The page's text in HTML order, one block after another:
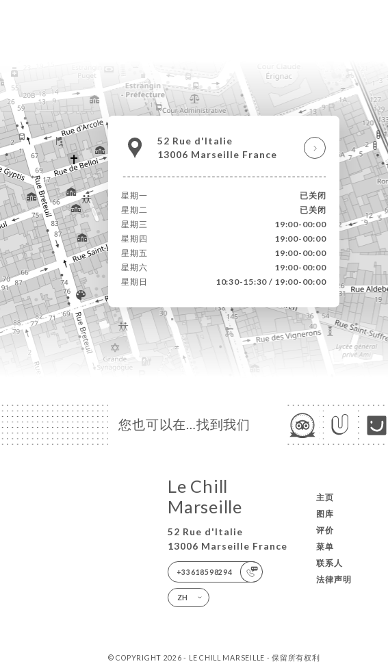
52 Rue d'Italie
13006 Marseille France
星期一
已关闭
星期二
已关闭
星期三
19:00-00:00
星期四
19:00-00:00
星期五
19:00-00:00
星期六
19:00-00:00
星期日
10:30-15:30 / 19:00-00:00
您也可以在…找到我们
Le Chill
Marseille
52 Rue d'Italie
13006 Marseille France
+33618598294
ZH
主页
图库
评价
菜单
联系人
法律声明
© COPYRIGHT 2026 - LE CHILL MARSEILLE - 保留所有权利